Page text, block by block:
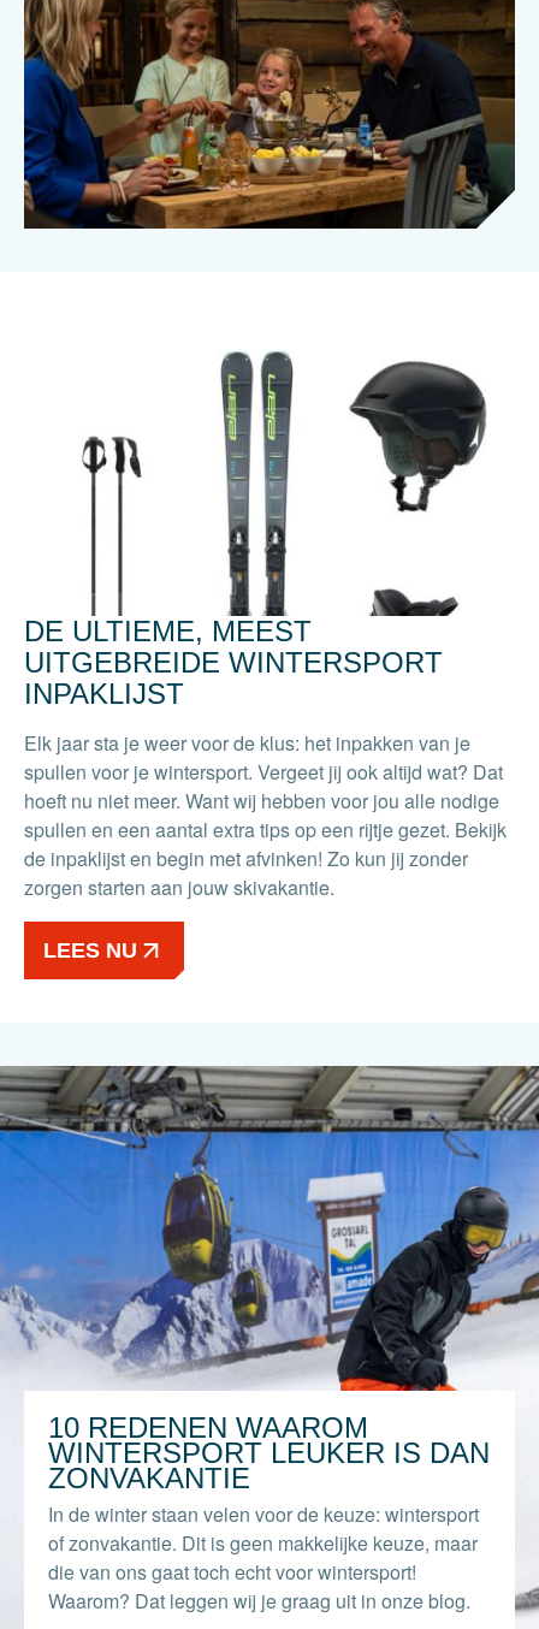
DE ULTIEME, MEEST
UITGEBREIDE WINTERSPORT
INPAKLIJST
Elk jaar sta je weer voor de klus: het inpakken van je
spullen voor je wintersport. Vergeet jij ook altijd wat? Dat
hoeft nu niet meer. Want wij hebben voor jou alle nodige
spullen en een aantal extra tips op een rijtje gezet. Bekijk
de inpaklijst en begin met afvinken! Zo kun jij zonder
zorgen starten aan jouw skivakantie.
LEES NU
10 REDENEN WAAROM
WINTERSPORT LEUKER IS DAN
ZONVAKANTIE
In de winter staan velen voor de keuze: wintersport
of zonvakantie. Dit is geen makkelijke keuze, maar
die van ons gaat toch echt voor wintersport!
Waarom? Dat leggen wij je graag uit in onze blog.